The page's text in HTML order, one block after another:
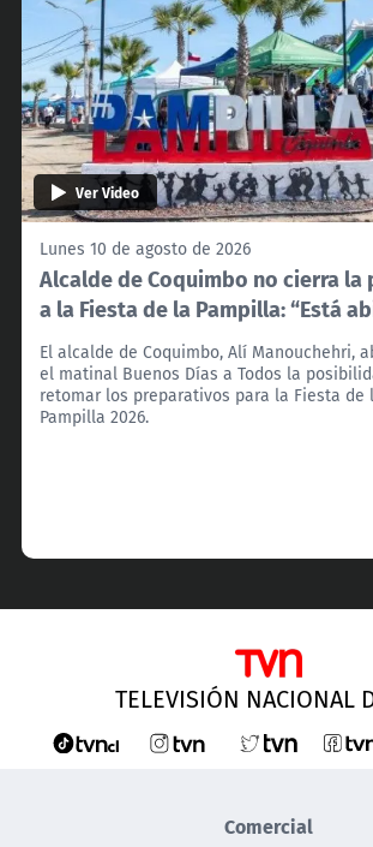
Ver Video
Lunes 10 de agosto de 2026
Alcalde de Coquimbo no cierra la
a la Fiesta de la Pampilla: “Está
El alcalde de Coquimbo, Alí Manouchehri,
el matinal Buenos Días a Todos la
retomar los preparativos para la Fiesta de
Pampilla 2026.
TELEVISIÓN NACIONAL
Comercial